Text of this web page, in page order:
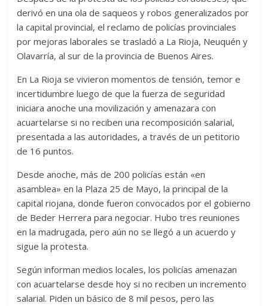
derivó en una ola de saqueos y robos generalizados por
la capital provincial, el reclamo de policías provinciales
por mejoras laborales se trasladó a La Rioja, Neuquén y
Olavarría, al sur de la provincia de Buenos Aires.
En La Rioja se vivieron momentos de tensión, temor e
incertidumbre luego de que la fuerza de seguridad
iniciara anoche una movilización y amenazara con
acuartelarse si no reciben una recomposición salarial,
presentada a las autoridades, a través de un petitorio
de 16 puntos.
Desde anoche, más de 200 policías están «en
asamblea» en la Plaza 25 de Mayo, la principal de la
capital riojana, donde fueron convocados por el gobierno
de Beder Herrera para negociar. Hubo tres reuniones
en la madrugada, pero aún no se llegó a un acuerdo y
sigue la protesta.
Según informan medios locales, los policías amenazan
con acuartelarse desde hoy si no reciben un incremento
salarial. Piden un básico de 8 mil pesos, pero las